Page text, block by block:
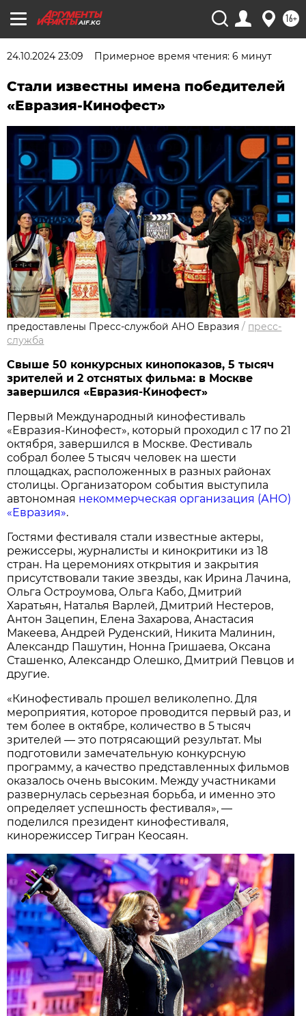
AIF.KG 16+
24.10.2024 23:09 Примерное время чтения: 6 минут
Стали известны имена победителей
«Евразия-Кинофест»
предоставлены Пресс-службой АНО Евразия / пресс-
служба
Свыше 50 конкурсных кинопоказов, 5 тысяч
зрителей и 2 отснятых фильма: в Москве
завершился «Евразия-Кинофест»
Первый Международный кинофестиваль
«Евразия-Кинофест», который проходил с 17 по 21
октября, завершился в Москве. Фестиваль
собрал более 5 тысяч человек на шести
площадках, расположенных в разных районах
столицы. Организатором события выступила
автономная некоммерческая организация (АНО)
«Евразия».
Гостями фестиваля стали известные актеры,
режиссеры, журналисты и кинокритики из 18
стран. На церемониях открытия и закрытия
присутствовали такие звезды, как Ирина Лачина,
Ольга Остроумова, Ольга Кабо, Дмитрий
Харатьян, Наталья Варлей, Дмитрий Нестеров,
Антон Зацепин, Елена Захарова, Анастасия
Макеева, Андрей Руденский, Никита Малинин,
Александр Пашутин, Нонна Гришаева, Оксана
Сташенко, Александр Олешко, Дмитрий Певцов и
другие.
«Кинофестиваль прошел великолепно. Для
мероприятия, которое проводится первый раз, и
тем более в октябре, количество в 5 тысяч
зрителей — это потрясающий результат. Мы
подготовили замечательную конкурсную
программу, а качество представленных фильмов
оказалось очень высоким. Между участниками
развернулась серьезная борьба, и именно это
определяет успешность фестиваля», —
поделился президент кинофестиваля,
кинорежиссер Тигран Кеосаян.